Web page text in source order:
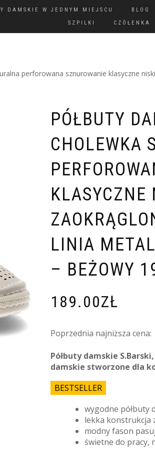
DAMSKIE W JEDNYM MIEJSCU
BLOG
SZPILKI
CZÓŁENKA
perforowana sznurowanie klasyczne
PÓŁBUTY
CHOLEWKA
KLASYCZNE
LINIA
– BEŻOWY
189.00ZŁ
Poprzednia najniższa cena:
Półbuty damskie
damskie stworzone dla
BESTSELLER
wygodne półbuty
lekka konstrukcja
modny fason
świetne do pracy,